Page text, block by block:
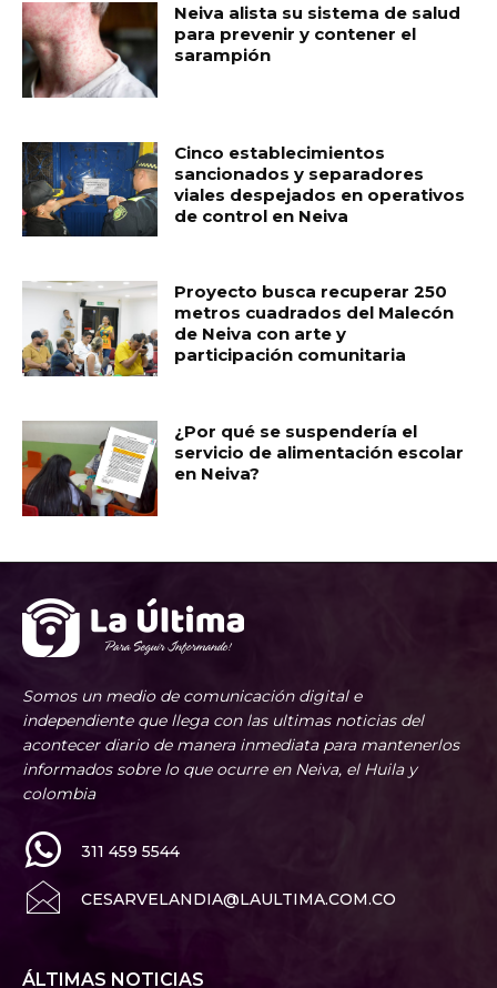
Neiva alista su sistema de salud
para prevenir y contener el
sarampión
Cinco establecimientos
sancionados y separadores
viales despejados en operativos
de control en Neiva
Proyecto busca recuperar 250
metros cuadrados del Malecón
de Neiva con arte y
participación comunitaria
¿Por qué se suspendería el
servicio de alimentación escolar
en Neiva?
Somos un medio de comunicación digital e
independiente que llega con las ultimas noticias del
acontecer diario de manera inmediata para mantenerlos
informados sobre lo que ocurre en Neiva, el Huila y
colombia
311 459 5544
CESARVELANDIA@LAULTIMA.COM.CO
ÁLTIMAS NOTICIAS